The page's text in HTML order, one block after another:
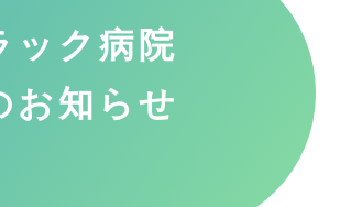
ック病院
お知らせ